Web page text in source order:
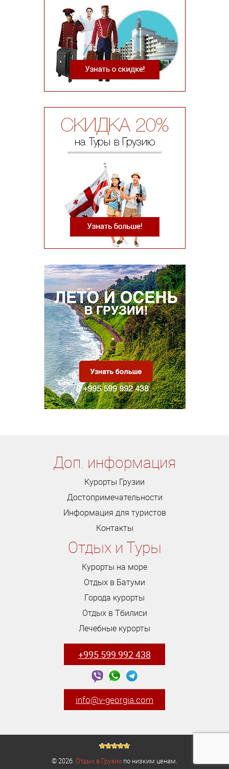
Доп. информация
Курорты Грузии
Достопримечательности
Информация для туристов
Контакты
Отдых и Туры
Курорты на море
Отдых в Батуми
Города курорты
Отдых в Тбилиси
Лечебные курорты
+995 599 992 438
info@v-georgia.com
© 2026. Отдых в Грузии по низким ценам.